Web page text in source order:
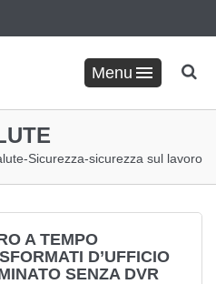
Menu
-Sicurezza-sicurezza sul lavoro
A TEMPO
D’UFFICIO
SENZA DVR